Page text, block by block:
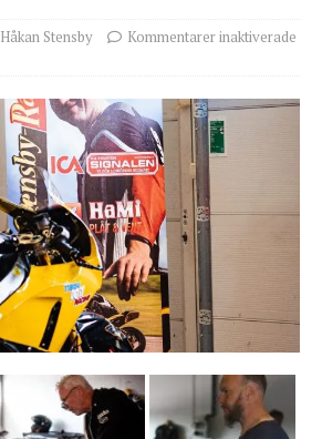
Håkan Stensby Kommentarer inaktiverade